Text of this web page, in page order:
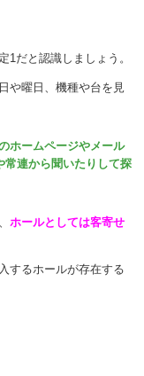
1だと認識しましょう。
や曜日、機種や台を見
ホームページやメール
常連から聞いたりして探
ホールとしては客寄せ
するホールが存在する